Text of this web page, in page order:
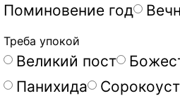
Поминовение год
Треба упокой
Великий пост
Панихида